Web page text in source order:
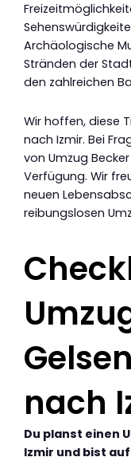
Archäologische
Stränden der
den zahlreichen
Wir hoffen, diese
nach Izmir. Bei
von Umzug
Verfügung. Wir
neuen
reibungslosen
nach
Du planst einen
Izmir und bist